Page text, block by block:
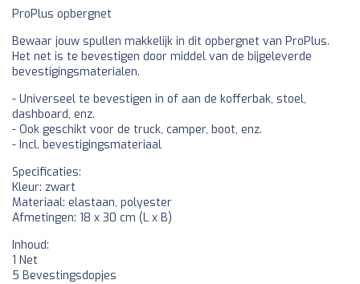
ProPlus opbergnet
Bewaar jouw spullen makkelijk in dit opbergnet van ProPlus.
Het net is te bevestigen door middel van de bijgeleverde
bevestigingsmaterialen.
- Universeel te bevestigen in of aan de kofferbak, stoel,
dashboard, enz.
- Ook geschikt voor de truck, camper, boot, enz.
- Incl. bevestigingsmateriaal
Specificaties:
Kleur: zwart
Materiaal: elastaan, polyester
Afmetingen: 18 x 30 cm (L x B)
Inhoud:
1 Net
5 Bevestingsdopjes